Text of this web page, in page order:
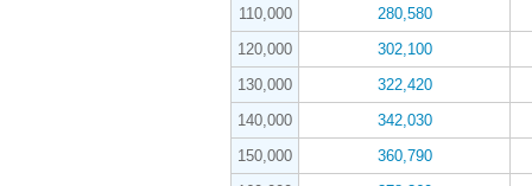
110,000
280,580
120,000
302,100
130,000
322,420
140,000
342,030
150,000
360,790